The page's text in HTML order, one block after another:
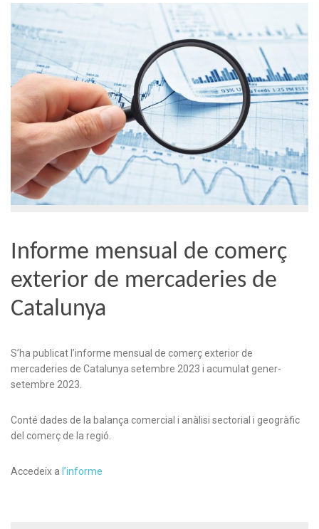
Informe mensual de comerç
exterior de mercaderies de
Catalunya
S’ha publicat l’informe mensual de comerç exterior de
mercaderies de Catalunya setembre 2023 i acumulat gener-
setembre 2023.
Conté dades de la balança comercial i anàlisi sectorial i geogràfic
del comerç de la regió.
Accedeix a l’informe